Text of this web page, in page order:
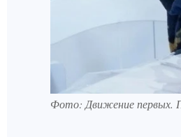
Фото: Движение первых.